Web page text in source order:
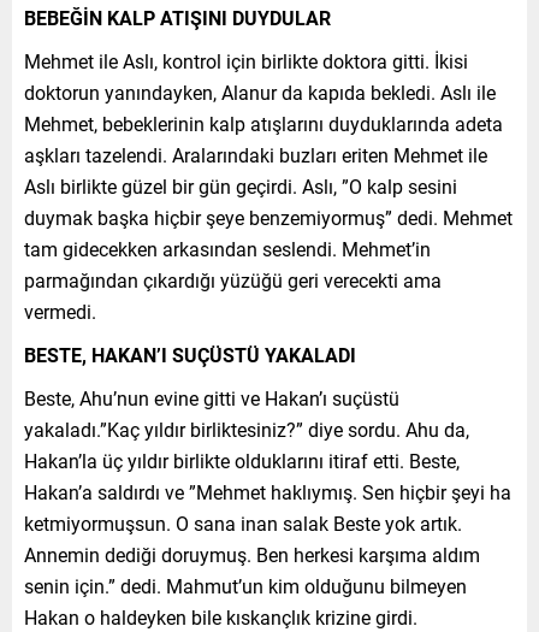
BEBEĞİN KALP ATIŞINI DUYDULAR
Mehmet ile Aslı, kontrol için birlikte doktora gitti. İkisi
doktorun yanındayken, Alanur da kapıda bekledi. Aslı ile
Mehmet, bebeklerinin kalp atışlarını duyduklarında adeta
aşkları tazelendi. Aralarındaki buzları eriten Mehmet ile
Aslı birlikte güzel bir gün geçirdi. Aslı, ”O kalp sesini
duymak başka hiçbir şeye benzemiyormuş” dedi. Mehmet
tam gidecekken arkasından seslendi. Mehmet’in
parmağından çıkardığı yüzüğü geri verecekti ama
vermedi.
BESTE, HAKAN’I SUÇÜSTÜ YAKALADI
Beste, Ahu’nun evine gitti ve Hakan’ı suçüstü
yakaladı.”Kaç yıldır birliktesiniz?” diye sordu. Ahu da,
Hakan’la üç yıldır birlikte olduklarını itiraf etti. Beste,
Hakan’a saldırdı ve ”Mehmet haklıymış. Sen hiçbir şeyi ha
ketmiyormuşsun. O sana inan salak Beste yok artık.
Annemin dediği doruymuş. Ben herkesi karşıma aldım
senin için.” dedi. Mahmut’un kim olduğunu bilmeyen
Hakan o haldeyken bile kıskançlık krizine girdi.